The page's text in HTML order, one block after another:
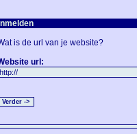
is de url van je website?
url: